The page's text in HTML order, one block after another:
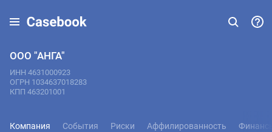
ООО "АНГА"
ИНН 4631000923
ОГРН 1034637018283
КПП 463201001
Компания События Риски Аффилированность